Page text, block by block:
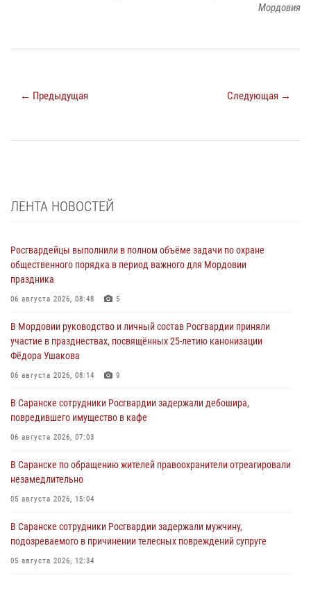
Мордовия
← Предыдущая Следующая →
ЛЕНТА НОВОСТЕЙ
Росгвардейцы выполнили в полном объёме задачи по охране
общественного порядка в период важного для Мордовии
праздника
06 августа 2026, 08:48 5
В Мордовии руководство и личный состав Росгвардии приняли
участие в празднествах, посвящённых 25-летию канонизации
Фёдора Ушакова
06 августа 2026, 08:14 9
В Саранске сотрудники Росгвардии задержали дебошира,
повредившего имущество в кафе
06 августа 2026, 07:03
В Саранске по обращению жителей правоохранители отреагировали
незамедлительно
05 августа 2026, 15:04
В Саранске сотрудники Росгвардии задержали мужчину,
подозреваемого в причинении телесных повреждений супруге
05 августа 2026, 12:34